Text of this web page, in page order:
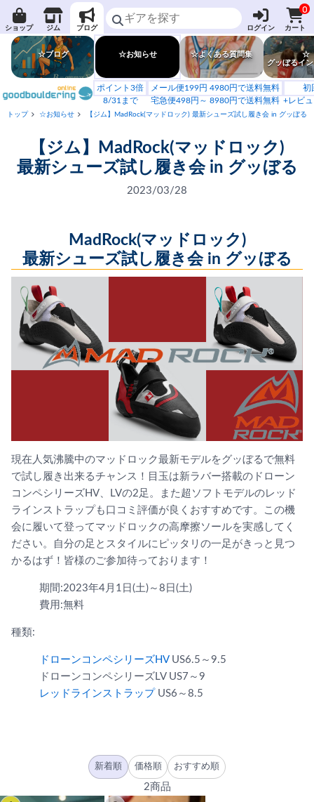
ショップ ジム ブログ ログイン
0
カート
☆ブログ ☆お知らせ ☆よくある質問集
☆
グッぼるイ
ポイント3倍
8/31まで
メール便199円 4980円で送料無料
宅急便498円～ 8980円で送料無料
初
+レビ
トップ ☆お知らせ 【ジム】MadRock(マッドロック) 最新シューズ試し履き会 in グッぼる
【ジム】MadRock(マッドロック)
最新シューズ試し履き会 in グッぼる
2023/03/28
MadRock(マッドロック)
最新シューズ試し履き会 in グッぼる
現在人気沸騰中のマッドロック最新モデルをグッぼるで無料
で試し履き出来るチャンス！目玉は新ラバー搭載のドローン
コンペシリーズHV、LVの2足。また超ソフトモデルのレッド
ラインストラップも口コミ評価が良くおすすめです。この機
会に履いて登ってマッドロックの高摩擦ソールを実感してく
ださい。自分の足とスタイ ルにピッタリの一足がきっと見つ
かるはず！皆様のご参加待っております！
期間:2023年4月1日(土)～8日(土)
費用:無料
種類:
ドローンコンペシリーズHVUS6.5～9.5
ドローンコンペシリーズLV US7～9
レッドラインストラップ US6～8.5
新着順 価格順 おすすめ順
2商品